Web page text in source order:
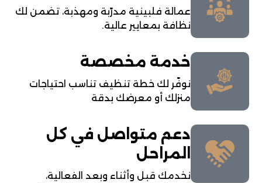
عمالة فلبينية مدرّبة ومهذبة، تضمن لك
نظافة بمعايير عالية.
خدمة مخصصة
نوفّر لك خطة تنظيف تناسب احتياجات
منزلك أو معرضك بدقة
دعم متواصل في كل
المراحل
نخدمك قبل وأثناء وبعد الفعالية،